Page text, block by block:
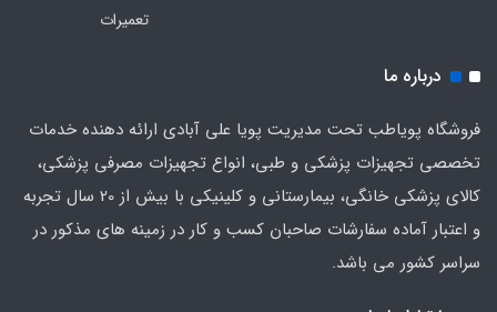
تعمیرات
درباره ما
فروشگاه پویاطب تحت مدیریت پویا علی آبادی ارائه دهنده خدمات
تخصصی تجهیزات پزشکی و طبی، انواع تجهیزات مصرفی پزشکی،
کالای پزشکی خانگی، بیمارستانی و کلینیکی با بیش از 20 سال تجربه
و اعتبار آماده سفارشات صاحبان کسب و کار در زمینه های مذکور در
سراسر کشور می باشد.